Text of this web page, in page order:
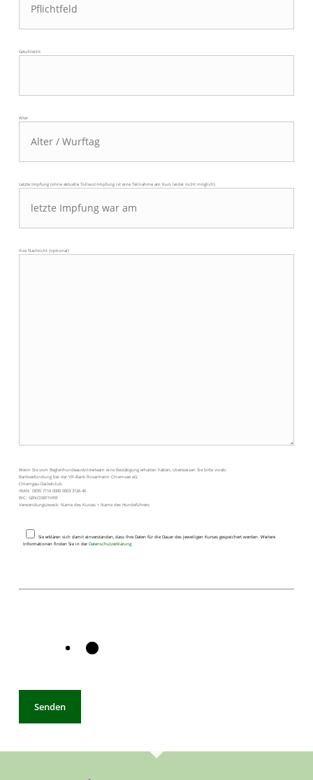
Geschlecht
Alter
Letzte Impfung (ohne aktuelle Tollwut-Impfung ist eine Teilnahme am Kurs leider nicht möglich)
Ihre Nachricht (optional)
Wenn Sie vom Begleithundeausbilderteam eine Bestätigung erhalten haben, überweisen Sie bitte vorab:
Bankverbindung bei der VR-Bank Rosenheim Chiemsee eG:
Chiemgau-Dackelclub
IBAN: DE95 7116 0000 0003 3126 40
BIC: GENODEF1VRR
Verwendungszweck: Name des Kurses + Name des Hundeführers
Sie erklären sich damit einverstanden, dass Ihre Daten für die Dauer des jeweiligen Kurses gespeichert werden. Weitere
Informationen finden Sie in der Datenschutzerklärung.
Feld